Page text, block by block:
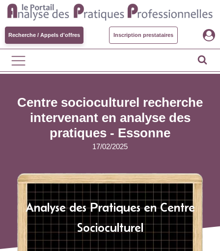
Recherche / Appels d'offres Inscription prestataires
Centre socioculturel recherche
intervenant en analyse des
pratiques - Essonne
17/02/2025
Analyse des Pratiques en Centre
Socioculturel